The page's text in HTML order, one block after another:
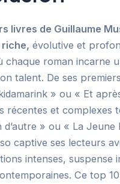
livres de Guillaume
évolutive et
chaque roman incarne
talent. De ses
» ou « Et
récentes et complexes
d’autre » ou « La Jeune
captive ses lecteurs
intenses, suspense
Ce top